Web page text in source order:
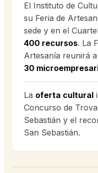
El Instituto de
su Feria de
sede y en el
400 recursos. La
Artesanía reunirá
30
La oferta cultural
Concurso de
Sebastián y el
San Sebastián.